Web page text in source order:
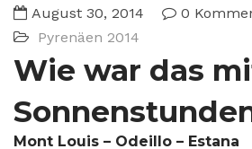
August 30, 2014
0
Pyrenäen 2014
Wie war das
Mont Louis – Odeillo – Estana